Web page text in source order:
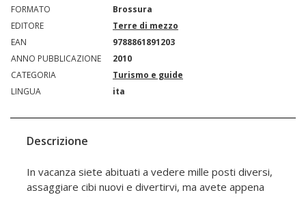
FORMATO
Brossura
EDITORE
Terre di mezzo
EAN
9788861891203
ANNO PUBBLICAZIONE
2010
CATEGORIA
Turismo e guide
LINGUA
ita
Descrizione
In vacanza siete abituati a vedere mille posti diversi,
assaggiare cibi nuovi e divertirvi, ma avete appena